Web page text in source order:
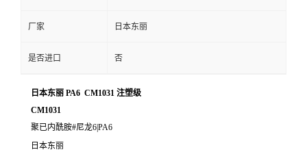
厂家 日本东丽
是否进口 否
日本东丽 PA6 CM1031 注塑级
CM1031
聚已内酰胺#尼龙6|PA6
日本东丽